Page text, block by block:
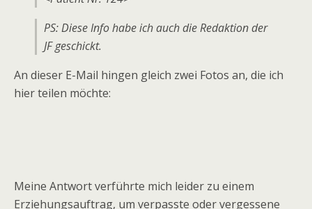
PS: Diese Info habe ich auch die Redaktion der
JF geschickt.
An dieser E-Mail hingen gleich zwei Fotos an, die ich
hier teilen möchte:
Meine Antwort verführte mich leider zu einem
Erziehungsauftrag, um verpasste oder vergessene